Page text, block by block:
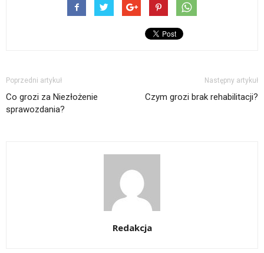
Poprzedni artykuł
Co grozi za Niezłożenie
sprawozdania?
Następny artykuł
Czym grozi brak rehabilitacji?
Redakcja